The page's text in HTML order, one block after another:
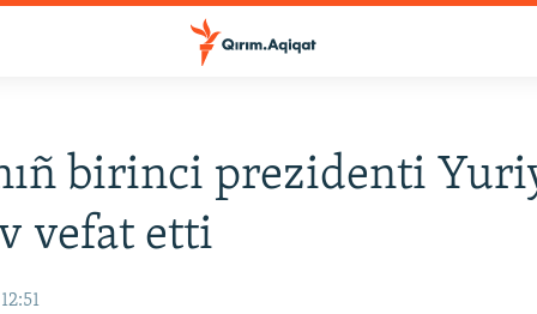
birinci prezidenti
vefat etti